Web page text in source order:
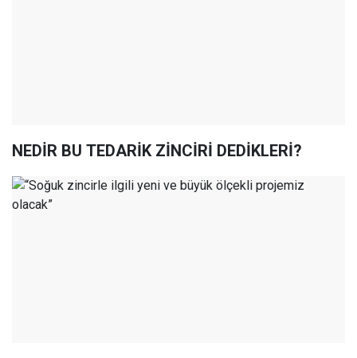
NEDİR BU TEDARİK ZİNCİRİ DEDİKLERİ?